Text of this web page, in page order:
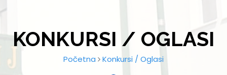
KONKURSI / OGLASI
Početna Konkursi / Oglasi